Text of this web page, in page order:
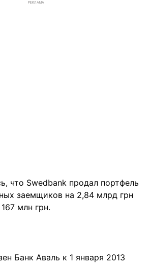
РЕКЛАМА
что Swedbank продал портфель
заемщиков на 2,84 млрд грн
млн грн.
Банк Аваль к 1 января 2013